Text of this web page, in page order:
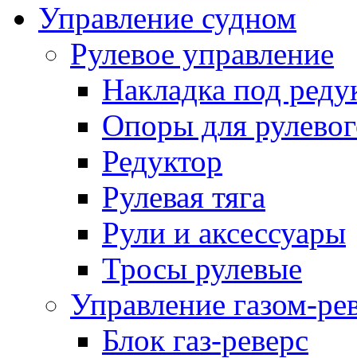
Управление судном
Рулевое управление
Накладка под
Опоры для
Редуктор
Рулевая тяга
Рули и аксессуары
Тросы рулевые
Управление газом-
Блок газ-реверс